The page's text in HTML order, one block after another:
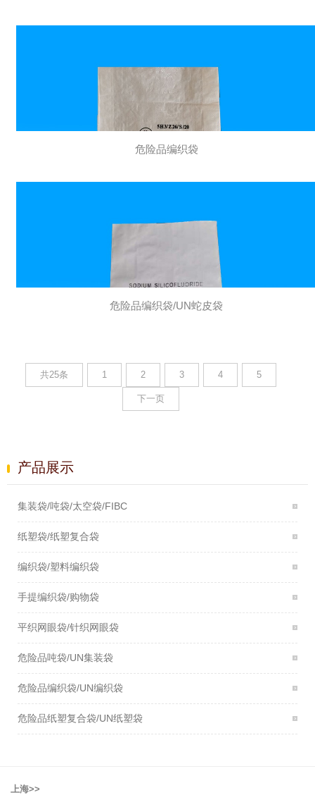
危险品编织袋
危险品编织袋/UN蛇皮袋
共25条 1 2 3 4 5
下一页
产品展示
集装袋/吨袋/太空袋/FIBC
纸塑袋/纸塑复合袋
编织袋/塑料编织袋
手提编织袋/购物袋
平织网眼袋/针织网眼袋
危险品吨袋/UN集装袋
危险品编织袋/UN编织袋
危险品纸塑复合袋/UN纸塑袋
上海>>